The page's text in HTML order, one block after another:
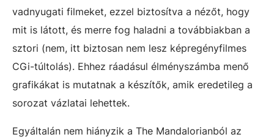
vadnyugati filmeket, ezzel biztosítva a nézőt, hogy
mit is látott, és merre fog haladni a továbbiakban a
sztori (nem, itt biztosan nem lesz képregényfilmes
CGi-túltolás). Ehhez ráadásul élményszámba menő
grafikákat is mutatnak a készítők, amik eredetileg a
sorozat vázlatai lehettek.
Egyáltalán nem hiányzik a The Mandalorianból az